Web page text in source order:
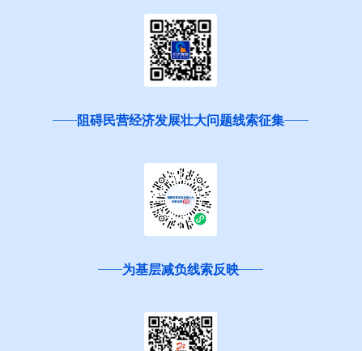
阻碍民营经济发展壮大问题线索征集
为基层减负线索反映